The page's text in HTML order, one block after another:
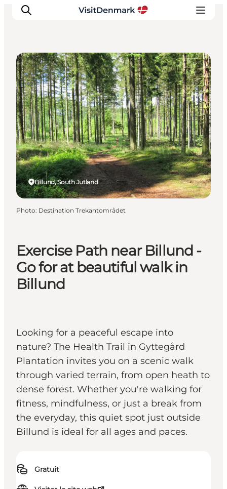
Inspirations
Destinations
Quoi faire
Hébergements
Planifiez votre voyage
Exercise Path near Billund -
Go for at beautiful walk in
Billund
Looking for a peaceful escape into
nature? The Health Trail in Gyttegård
Plantation invites you on a scenic walk
through varied terrain, from open heath to
dense forest. Whether you're walking for
fitness, mindfulness, or just a break from
the everyday, this quiet spot just outside
Billund is ideal for all ages and paces.
Gratuit
Billund, South Jutland
DIY Tours
Photo: Destination Trekantområdet